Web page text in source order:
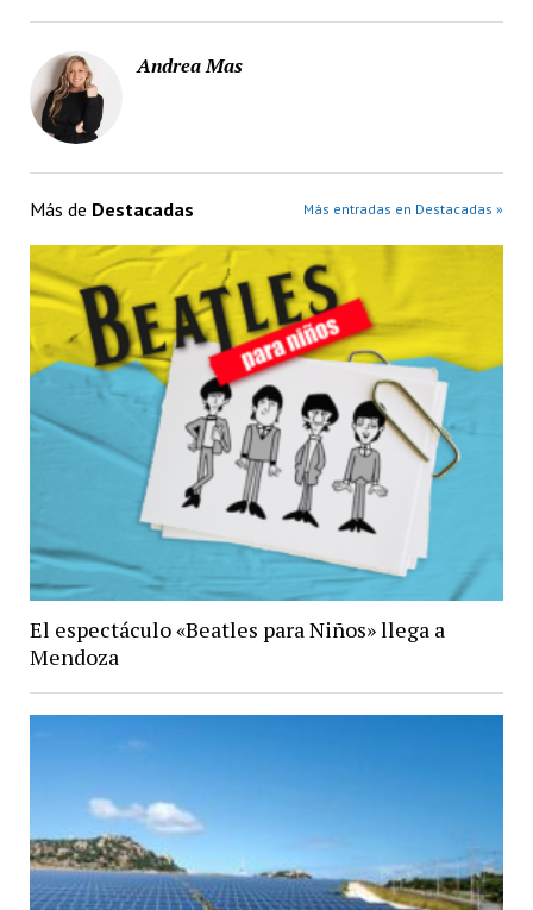
Andrea Mas
Más de Destacadas Más entradas en Destacadas »
El espectáculo «Beatles para Niños» llega a
Mendoza